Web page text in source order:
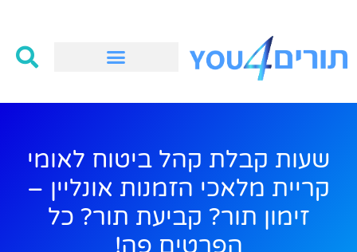
שעות קבלת קהל ביטוח לאומי
קריית מלאכי הזמנות אונליין –
זימון תור? קביעת תור? כל
הפרטים פה!